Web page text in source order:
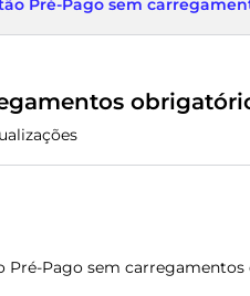
Pré-Pago sem
Pré-Pago sem